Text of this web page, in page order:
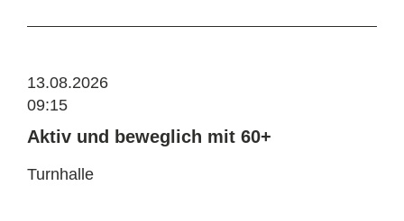
13.08.2026
09:15
Aktiv und beweglich mit 60+
Turnhalle